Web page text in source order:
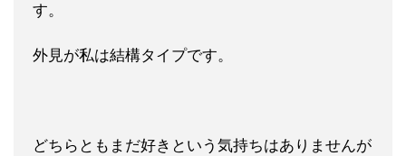
す。
外見が私は結構タイプです。
どちらともまだ好きという気持ちはありませんが